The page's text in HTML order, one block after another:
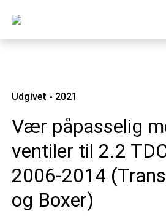
Udgivet - 2021
Vær påpasselig
ventiler til 2.2
2006-2014
og Boxer)